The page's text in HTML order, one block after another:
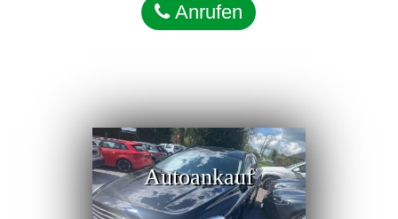
Anrufen
Autoankauf